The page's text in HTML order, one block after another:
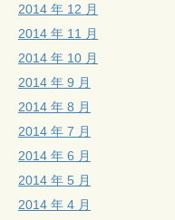
2014 年 12 月
2014 年 11 月
2014 年 10 月
2014 年 9 月
2014 年 8 月
2014 年 7 月
2014 年 6 月
2014 年 5 月
2014 年 4 月